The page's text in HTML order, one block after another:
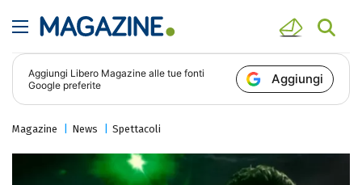
Aggiungi Libero Magazine alle tue fonti
Google preferite
Aggiungi
Magazine News Spettacoli